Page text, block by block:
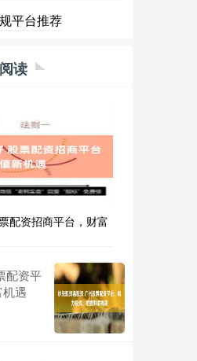
平台推荐
读
配资招商平台，财富
配资平
遇